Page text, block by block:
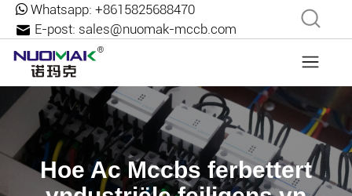
Whatsapp: +8615825688470
E-post: sales@nuomak-mccb.com
Hoe Ac Mccbs ferbettert